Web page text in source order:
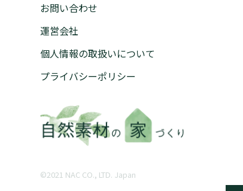
お問い合わせ
運営会社
個人情報の取扱いについて
プライバシーポリシー
©︎2021 NAC CO., LTD. Japan